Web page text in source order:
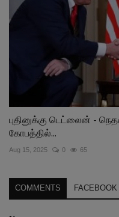
புதினுக்கு டெட்லைன் -
கோபத்தில்...
Aug 15, 2025 0 65
COMMENTS